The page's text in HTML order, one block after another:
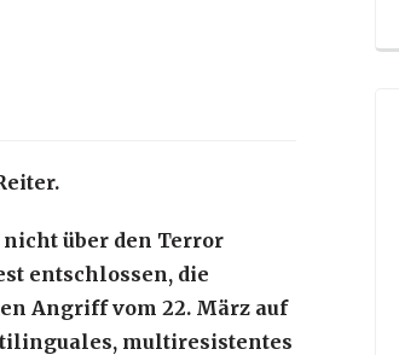
über den Terror
entschlossen, die
Angriff vom 22. März auf
multiresistentes